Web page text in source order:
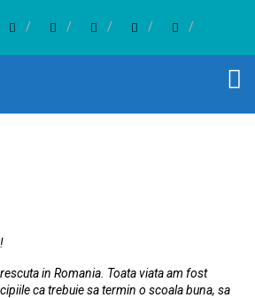
in Romania. Toata viata am fost
ca trebuie sa termin o scoala buna, sa